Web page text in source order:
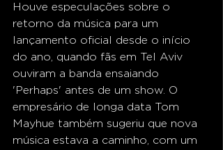
Houve especulações sobre o
retorno da música para um
lançamento oficial desde o início
do ano, quando fãs em Tel Aviv
ouviram a banda ensaiando
'Perhaps' antes de um show. O
empresário de longa data Tom
Mayhue também sugeriu que nova
música estava a caminho, com um